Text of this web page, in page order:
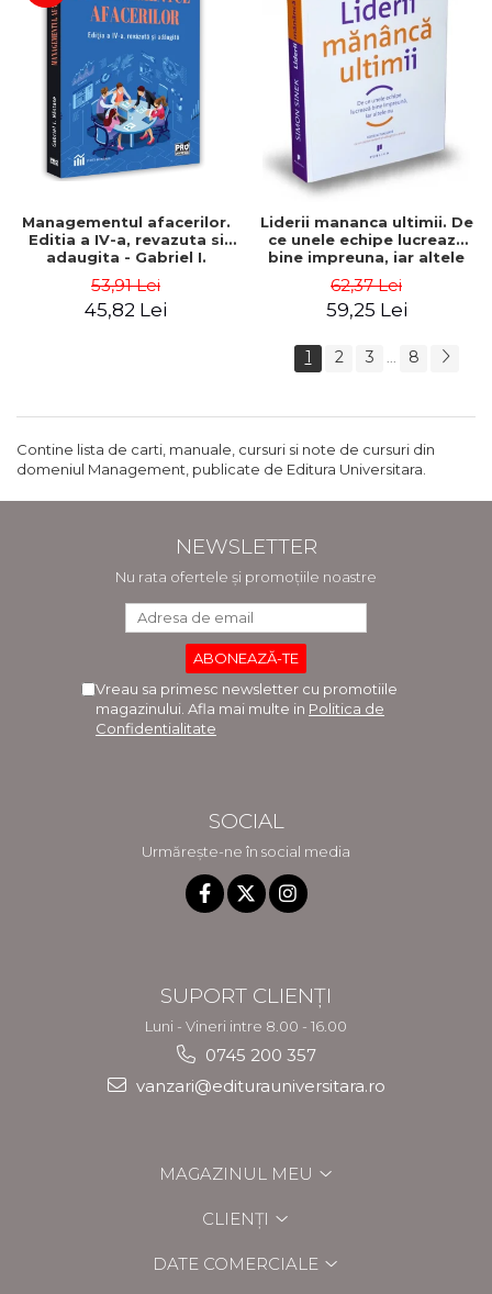
Managementul afacerilor.
Editia a IV-a, revazuta si
adaugita - Gabriel I.
53,91 Lei
45,82 Lei
Liderii mananca ultimii. De
ce unele echipe lucreaza
bine impreuna, iar altele
Sinek
62,37 Lei
59,25 Lei
1 2 3 ... 8
Contine lista de carti, manuale, cursuri si note de cursuri din
domeniul Management, publicate de Editura Universitara.
NEWSLETTER
Nu rata ofertele și promoțiile noastre
Vreau sa primesc newsletter cu promotiile
magazinului. Afla mai multe in Politica de
Confidentialitate
SOCIAL
Urmărește-ne în social media
SUPORT CLIENȚI
Luni - Vineri intre 8.00 - 16.00
0745 200 357
vanzari@editurauniversitara.ro
MAGAZINUL MEU
CLIENȚI
DATE COMERCIALE